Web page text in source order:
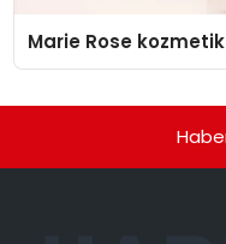
Marie Rose